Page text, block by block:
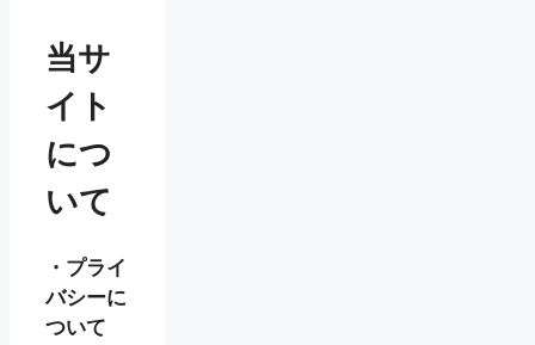
当サ
イト
につ
いて
・プライ
バシーに
ついて